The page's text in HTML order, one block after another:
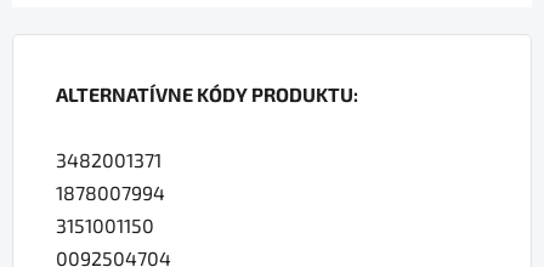
ALTERNATÍVNE KÓDY PRODUKTU:
3482001371
1878007994
3151001150
0092504704